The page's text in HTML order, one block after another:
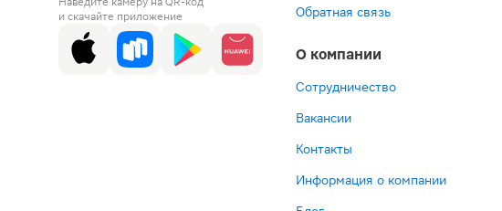
и скачайте приложение
Обратная связь
О компании
Сотрудничество
Вакансии
Контакты
Информация о компании